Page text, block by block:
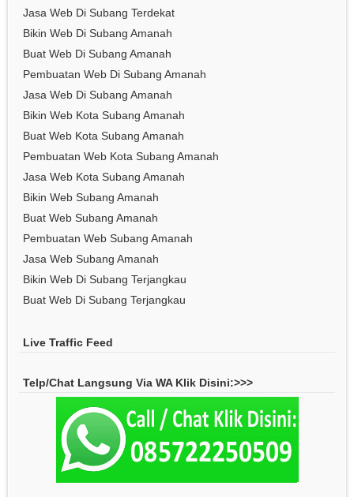
Jasa Web Di Subang Terdekat
Bikin Web Di Subang Amanah
Buat Web Di Subang Amanah
Pembuatan Web Di Subang Amanah
Jasa Web Di Subang Amanah
Bikin Web Kota Subang Amanah
Buat Web Kota Subang Amanah
Pembuatan Web Kota Subang Amanah
Jasa Web Kota Subang Amanah
Bikin Web Subang Amanah
Buat Web Subang Amanah
Pembuatan Web Subang Amanah
Jasa Web Subang Amanah
Bikin Web Di Subang Terjangkau
Buat Web Di Subang Terjangkau
Live Traffic Feed
Telp/Chat Langsung Via WA Klik Disini:>>>